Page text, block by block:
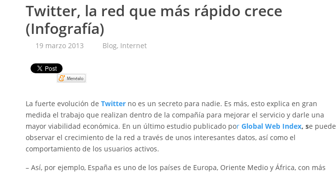
Twitter, la red que más rápido crece
(Infografía)
19 marzo 2013 Blog, Internet
La fuerte evolución de Twitter no es un secreto para nadie. Es más, esto explica en gran
medida el trabajo que realizan dentro de la compañía para mejorar el servicio y darle una
mayor viabilidad económica. En un último estudio publicado por Global Web Index, se puede
observar el crecimiento de la red a través de unos interesantes datos, así como el
comportamiento de los usuarios activos.
– Así, por ejemplo, España es uno de los países de Europa, Oriente Medio y África, con más